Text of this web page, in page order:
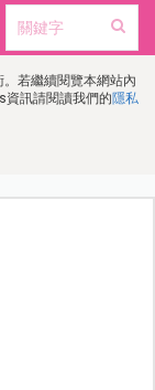
若繼續閱覽本網站內
訊請閱讀我們的隱私